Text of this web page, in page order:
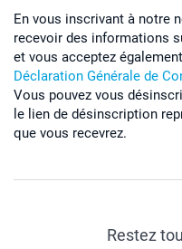
En vous inscrivant à notre
recevoir des informations
et vous acceptez
Déclaration Générale de
Vous pouvez vous
le lien de désinscription
que vous recevrez.
Restez